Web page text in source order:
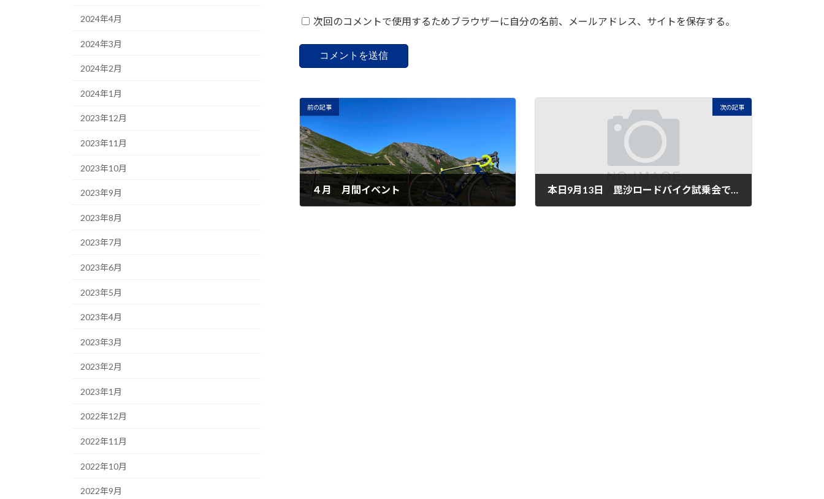
次回のコメントで使用するためブラウザーに自分の名前、メールアドレス、サイトを保存する。
前の記事
４月 月間イベント
次の記事
本日9月13日 毘沙ロードバイク試乗会です
2024年4月
2024年3月
2024年2月
2024年1月
2023年12月
2023年11月
2023年10月
2023年9月
2023年8月
2023年7月
2023年6月
2023年5月
2023年4月
2023年3月
2023年2月
2023年1月
2022年12月
2022年11月
2022年10月
2022年9月